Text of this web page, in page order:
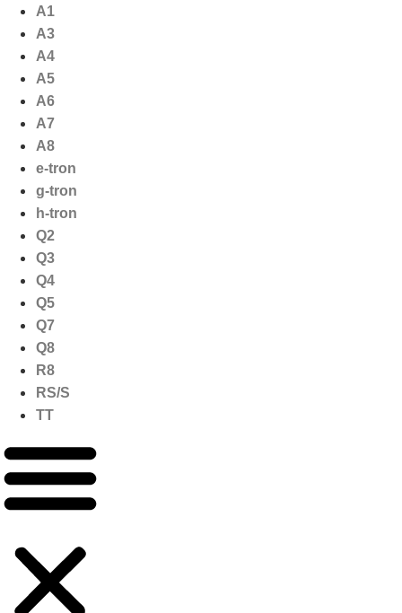
naar
inhoud
A1
A3
A4
A5
A6
A7
A8
e-tron
g-tron
h-tron
Q2
Q3
Q4
Q5
Q7
Q8
R8
RS/S
TT